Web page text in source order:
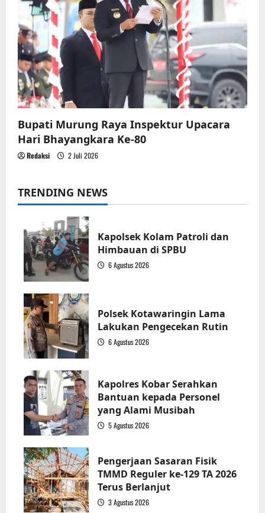
Bupati Murung Raya Inspektur Upacara
Hari Bhayangkara Ke-80
Redaksi 2 Juli 2026
TRENDING NEWS
Kapolsek Kolam Patroli dan
Himbauan di SPBU
6 Agustus 2026
Polsek Kotawaringin Lama
Lakukan Pengecekan Rutin
6 Agustus 2026
Kapolres Kobar Serahkan
Bantuan kepada Personel
yang Alami Musibah
5 Agustus 2026
Pengerjaan Sasaran Fisik
TMMD Reguler ke-129 TA 2026
Terus Berlanjut
3 Agustus 2026